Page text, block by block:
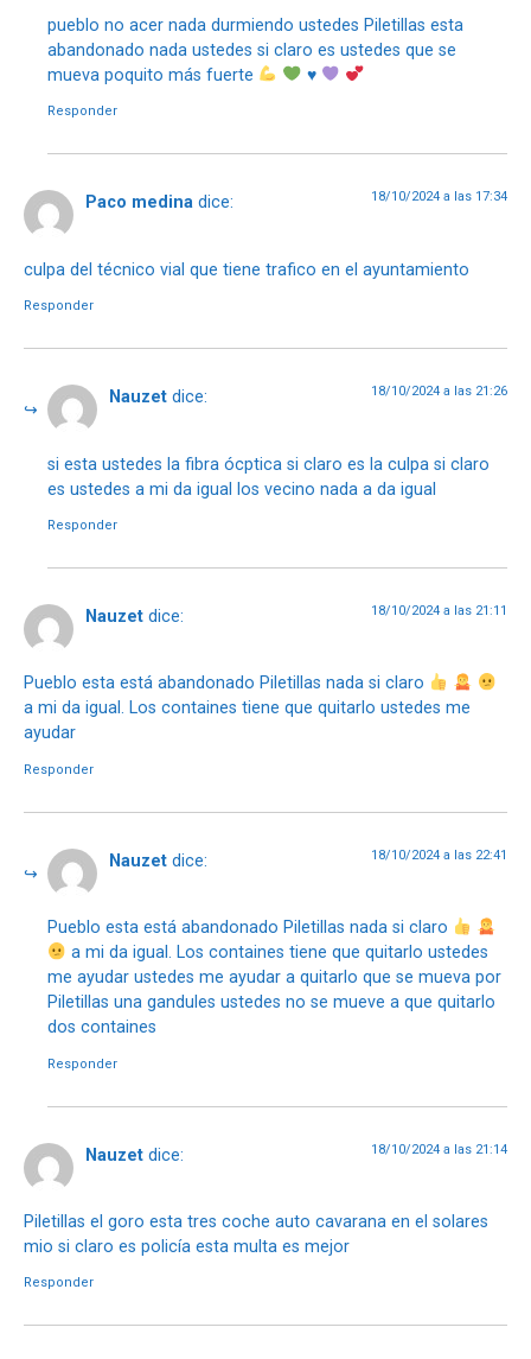
pueblo no acer nada durmiendo ustedes Piletillas esta
abandonado nada ustedes si claro es ustedes que se
mueva poquito más fuerte
♥️
Responder
Paco medina dice: 18/10/2024 a las 17:34
culpa del técnico vial que tiene trafico en el ayuntamiento
Responder
Nauzet dice: 18/10/2024 a las 21:26
si esta ustedes la fibra ócptica si claro es la culpa si claro
es ustedes a mi da igual los vecino nada a da igual
Responder
Nauzet dice: 18/10/2024 a las 21:11
Pueblo esta está abandonado Piletillas nada si claro
a mi da igual. Los containes tiene que quitarlo ustedes me
ayudar
Responder
Nauzet dice: 18/10/2024 a las 22:41
Pueblo esta está abandonado Piletillas nada si claro
a mi da igual. Los containes tiene que quitarlo ustedes
me ayudar ustedes me ayudar a quitarlo que se mueva por
Piletillas una gandules ustedes no se mueve a que quitarlo
dos containes
Responder
Nauzet dice: 18/10/2024 a las 21:14
Piletillas el goro esta tres coche auto cavarana en el solares
mio si claro es policía esta multa es mejor
Responder